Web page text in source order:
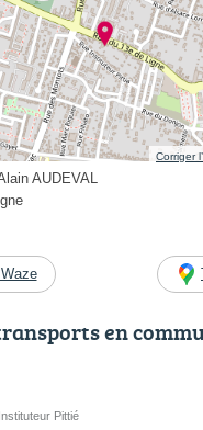
Corriger
AUDEVAL
en
Pittié